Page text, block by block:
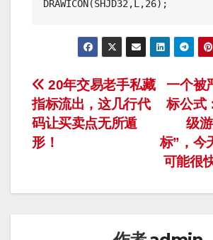
文
章
导
一个被
标公式
级
标”，今
可能很
20年交易老手私藏
指标流出，这几行代
码让买卖点无所遁
形！